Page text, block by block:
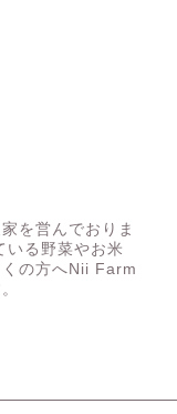
を営んでおりま
いる野菜やお米
の方へNii Farm